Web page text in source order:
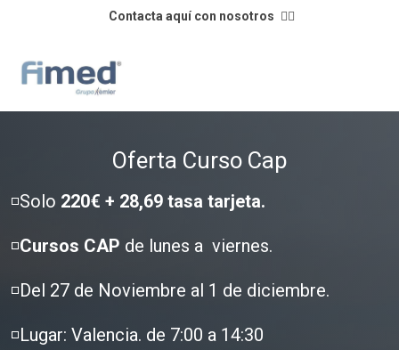
Contacta aquí con nosotros 👈🏼
Oferta Curso Cap
◽️Solo 220€ + 28,69 tasa tarjeta.
◽️Cursos CAP de lunes a viernes.
◽️Del 27 de Noviembre al 1 de diciembre.
◽️Lugar: Valencia. de 7:00 a 14:30